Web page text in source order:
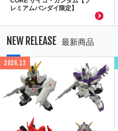
レミアムバンダイ限定】
NEW RELEASE 最新商品
2026.12